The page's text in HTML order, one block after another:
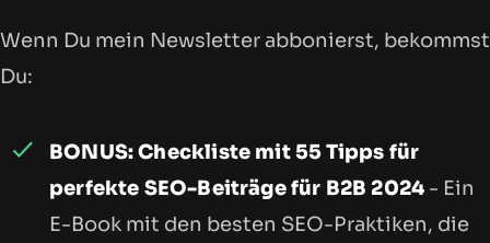
Wenn Du mein Newsletter abbonierst, bekommst
Du:
BONUS: Checkliste mit 55 Tipps für
perfekte SEO-Beiträge für B2B 2024 - Ein
E-Book mit den besten SEO-Praktiken, die